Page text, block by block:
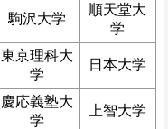
駒沢大学
順天堂大
学
東京理科大
学
日本大学
慶応義塾大
学
上智大学